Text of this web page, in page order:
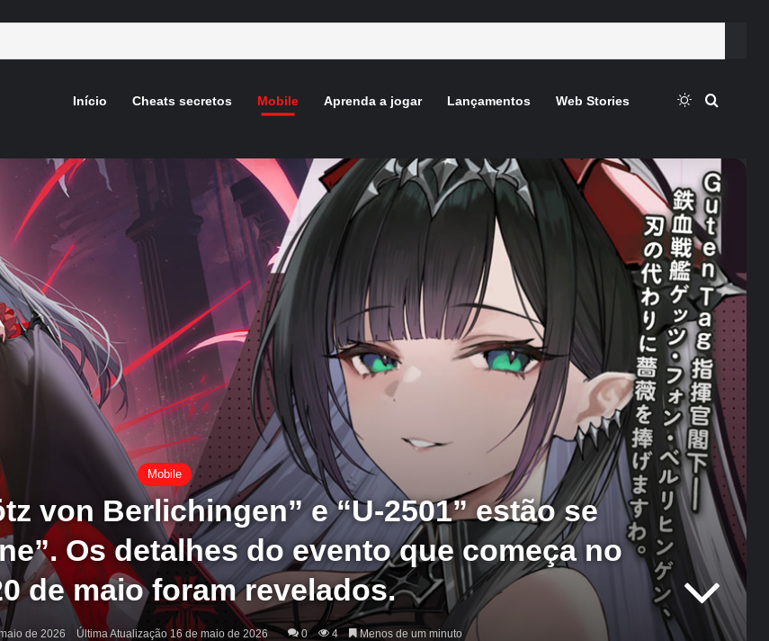
Início Cheats secretos Mobile Aprenda a jogar Lançamentos Web Stories Switch skin
Mobile
von Berlichingen” e “U-2501” estão se
Os detalhes do evento que começa no
de maio foram revelados.
de 2026 Última Atualização 16 de maio de 2026 0 4 Menos de um minuto